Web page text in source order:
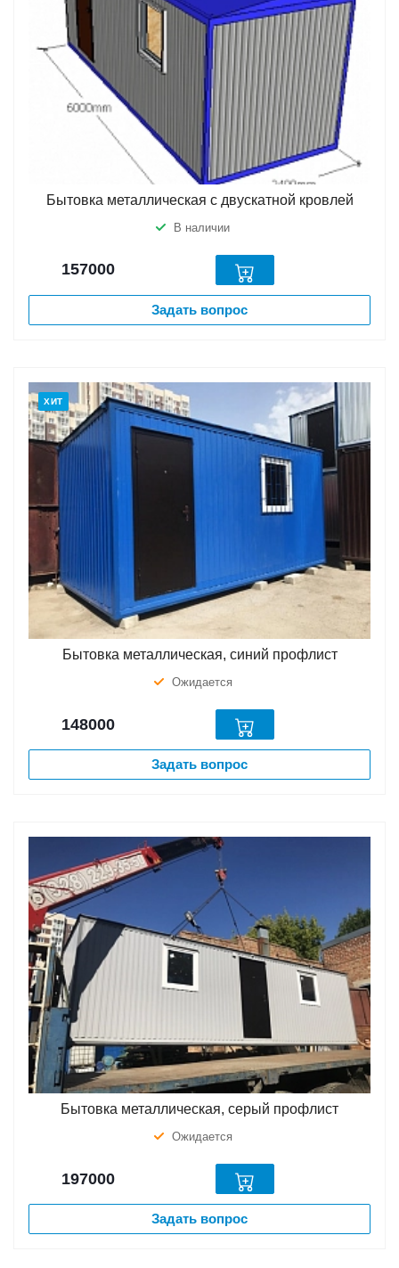
Бытовка металлическая с двускатной кровлей
В наличии
157000
Задать вопрос
ХИТ
Бытовка металлическая, синий профлист
Ожидается
148000
Задать вопрос
Бытовка металлическая, серый профлист
Ожидается
197000
Задать вопрос